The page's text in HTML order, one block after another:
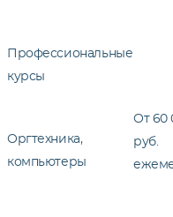
Профессиональные
курсы
Оргтехника,
компьютеры
От 60
руб.